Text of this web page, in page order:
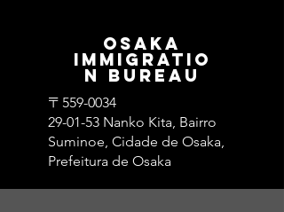
​Osaka
Immigratio
n Bureau
〒559-0034
29-01-53 Nanko Kita, Bairro
Suminoe, Cidade de Osaka,
Prefeitura de Osaka